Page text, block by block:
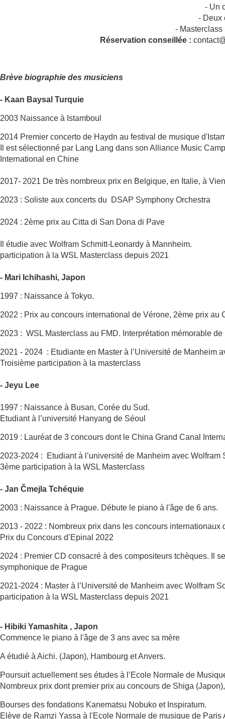
- Un
- Deux
-
Réservation conseillée :
Brève biographie des musiciens
- Kaan Baysal Turquie
2003 Naissance à Istamboul
2014 Premier concerto de Haydn au festival de musique
Il est sélectionné par Lang Lang dans son Alliance Music
International en Chine
2017- 2021 De très nombreux prix en Belgique, en Italie, à
2023 : Soliste aux concerts du DSAP Symphony Orchestra
2024 : 2ème prix au Citta di San Dona di Pave
Il étudie avec Wolfram Schmitt-Leonardy à Mannheim.
participation à la WSL Masterclass depuis 2021
- Mari Ichihashi, Japon
1997 : Naissance à Tokyo.
2022 : Prix au concours international de Vérone, 2ème prix au
2023 : WSL Masterclass au FMD. Interprétation mémorable
2021 - 2024 : Etudiante en Master à l’Université de Manheim
Troisième participation à la masterclass
- Jeyu Lee
1997 : Naissance à Busan, Corée du Sud.
Etudiant à l’université Hanyang de Séoul
2019 : Lauréat de 3 concours dont le China Grand Canal
2023-2024 : Etudiant à l’université de Manheim avec Wolfram
3ème participation à la WSL Masterclass
- Jan Čmejla Tchéquie
2003 : Naissance à Prague. Débute le piano à l'âge de 6 ans.
2013 - 2022 : Nombreux prix dans les concours
Prix du Concours d’Epinal 2022
2024 : Premier CD consacré à des compositeurs tchèques. Il
symphonique de Prague
2021-2024 : Master à l’Université de Manheim avec Wolfram
participation à la WSL Masterclass depuis 2021
- Hibiki Yamashita , Japon
Commence le piano à l'âge de 3 ans avec sa mère
A étudié à Aichi. (Japon), Hambourg et Anvers.
Poursuit actuellement ses études à l’Ecole Normale de
Nombreux prix dont premier prix au concours de Shiga
Bourses des fondations Kanematsu Nobuko et Inspiratum.
Elève de Ramzi Yassa à l'Ecole Normale de musique de Paris